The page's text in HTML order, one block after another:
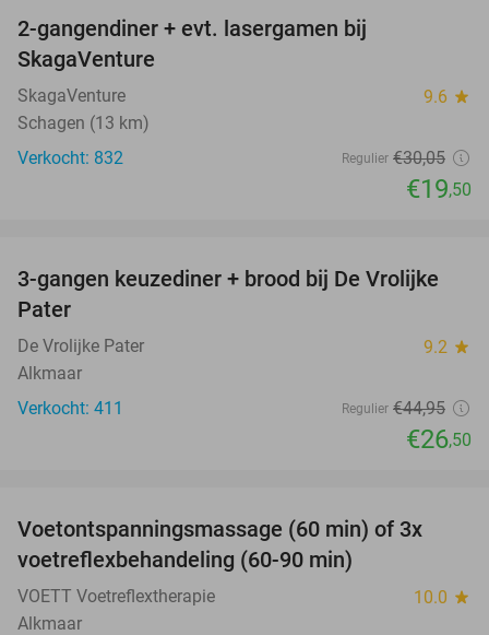
2-gangendiner + evt. lasergamen bij
SkagaVenture
SkagaVenture 9.6 star
Schagen (13 km)
Verkocht: 832
Regulier €30,05
€19,50
41%
3-gangen keuzediner + brood bij De Vrolijke
Pater
De Vrolijke Pater 9.2 star
Alkmaar
Verkocht: 411
Regulier €44,95
€26,50
45%
OUT
Voetontspanningsmassage (60 min) of 3x
voetreflexbehandeling (60-90 min)
VOETT Voetreflextherapie 10.0 star
Alkmaar